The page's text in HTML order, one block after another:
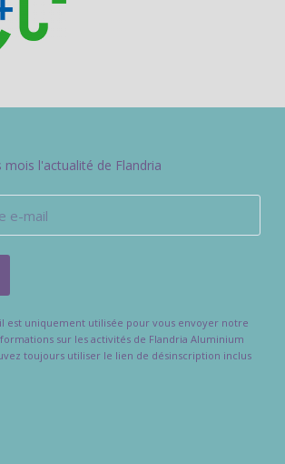
mois l'actualité de Flandria
est uniquement utilisée pour vous envoyer notre
sur les activités de Flandria Aluminium
toujours utiliser le lien de désinscription inclus